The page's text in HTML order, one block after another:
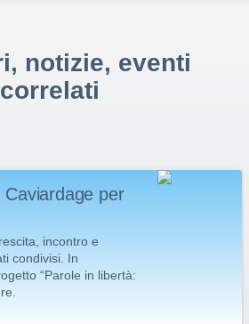
notizie, eventi
correlati
per
incontro e
condivisi. In
“Parole in libertà: